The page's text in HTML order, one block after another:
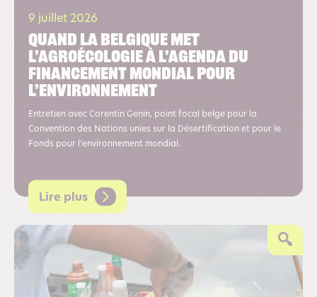
9 juillet 2026
Quand la Belgique met
l’agroécologie à l’agenda du
financement mondial pour
l’environnement
Entretien avec Corentin Genin, point focal belge pour la
Convention des Nations unies sur la Désertification et pour le
Fonds pour l’environnement mondial.
Lire plus